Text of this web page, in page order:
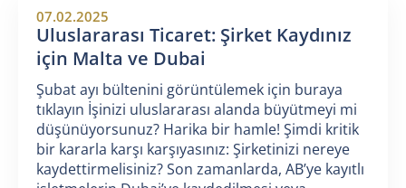
07.02.2025
Uluslararası Ticaret: Şirket Kaydınız
için Malta ve Dubai
Şubat ayı bültenini görüntülemek için buraya
tıklayın İşinizi uluslararası alanda büyütmeyi mi
düşünüyorsunuz? Harika bir hamle! Şimdi kritik
bir kararla karşı karşıyasınız: Şirketinizi nereye
kaydettirmelisiniz? Son zamanlarda, AB’ye kayıtlı